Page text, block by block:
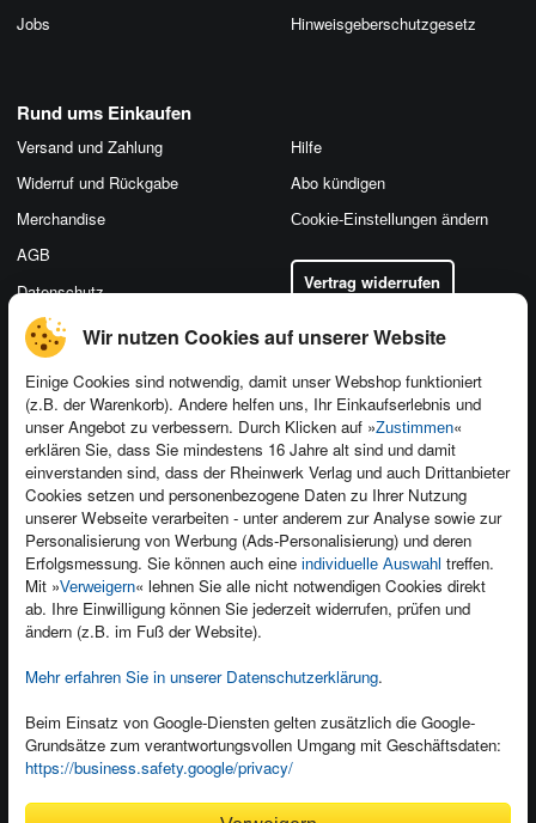
Wir nutzen Cookies auf unserer Website
Einige Cookies sind notwendig, damit unser Webshop funktioniert
(z.B. der Warenkorb). Andere helfen uns, Ihr Einkaufserlebnis und
unser Angebot zu verbessern. Durch Klicken auf »Zustimmen«
erklären Sie, dass Sie mindestens 16 Jahre alt sind und damit
einverstanden sind, dass der Rheinwerk Verlag und auch Drittanbieter
Cookies setzen und personenbezogene Daten zu Ihrer Nutzung
unserer Webseite verarbeiten - unter anderem zur Analyse sowie zur
Personalisierung von Werbung (Ads-Personalisierung) und deren
Erfolgsmessung. Sie können auch eine individuelle Auswahl treffen.
Mit »Verweigern« lehnen Sie alle nicht notwendigen Cookies direkt
ab. Ihre Einwilligung können Sie jederzeit widerrufen, prüfen und
ändern (z.B. im Fuß der Website).
Mehr erfahren Sie in unserer Datenschutzerklärung.
Beim Einsatz von Google-Diensten gelten zusätzlich die Google-
Grundsätze zum verantwortungsvollen Umgang mit Geschäftsdaten:
https://business.safety.google/privacy/
Jobs
Hinweis­geber­schutz­gesetz
Kontakt
Newsletter
Für Unternehmen
Presseservice
Dozentenservice
Produktfeedback
Foreign Rights
Ein Buch schreiben
Rund ums Einkaufen
Versand und Zahlung
Widerruf und Rückgabe
Merchandise
AGB
Datenschutz
Hilfe
Abo kündigen
Cookie-Einstellungen ändern
Vertrag widerrufen
Kundenservice
Wir sind gerne für Sie da!
service@rheinwerk-verlag.de